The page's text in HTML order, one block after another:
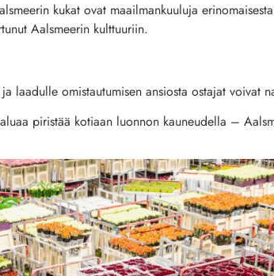
kukat ovat maailmankuuluja
Aalsmeerin kulttuuriin.
omistautumisen ansiosta ostajat voivat
piristää kotiaan luonnon kauneudella –